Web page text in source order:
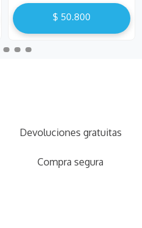
$ 50.800
Devoluciones gratuitas
Compra segura